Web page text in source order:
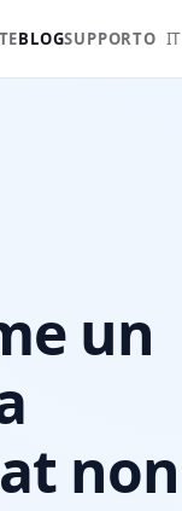
BLOGSUPPORTO IT
un
non